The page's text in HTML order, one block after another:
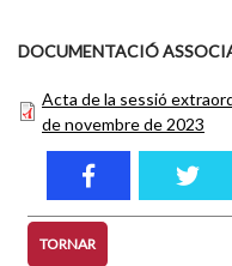
DOCUMENTACIÓ
Acta de la sessió
de novembre de 2023
TORNAR